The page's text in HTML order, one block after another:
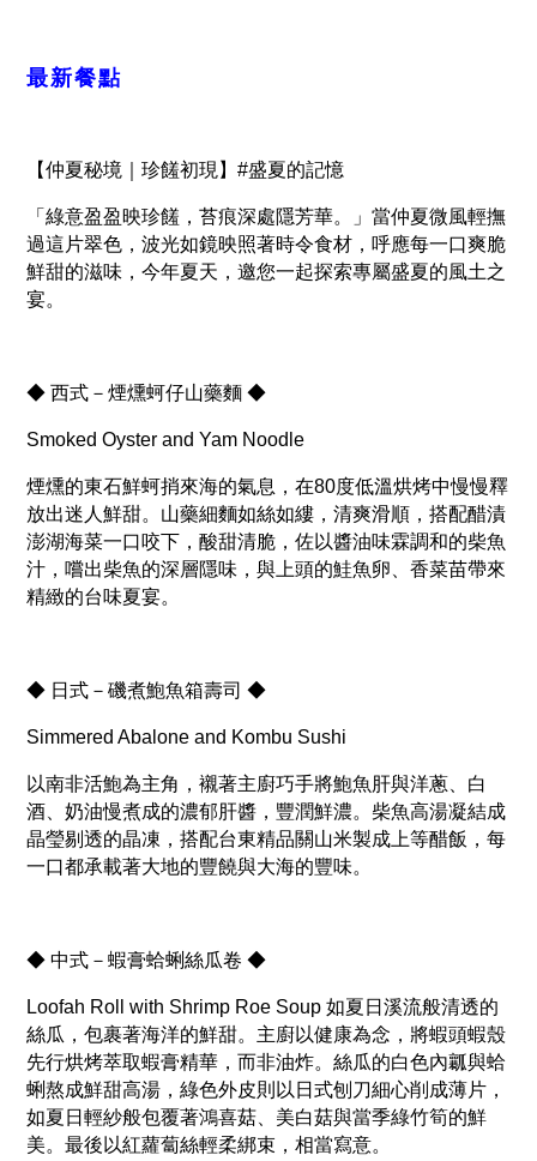
最新餐點
【仲夏秘境｜珍饈初現】#盛夏的記憶
「綠意盈盈映珍饈，苔痕深處隱芳華。」當仲夏微風輕撫
過這片翠色，波光如鏡映照著時令食材，呼應每一口爽脆
鮮甜的滋味，今年夏天，邀您一起探索專屬盛夏的風土之
宴。
◆ 西式－煙燻蚵仔山藥麵 ◆
Smoked Oyster and Yam Noodle
煙燻的東石鮮蚵捎來海的氣息，在80度低溫烘烤中慢慢釋
放出迷人鮮甜。山藥細麵如絲如縷，清爽滑順，搭配醋漬
澎湖海菜一口咬下，酸甜清脆，佐以醬油味霖調和的柴魚
汁，嚐出柴魚的深層隱味，與上頭的鮭魚卵、香菜苗帶來
精緻的台味夏宴。
◆ 日式－磯煮鮑魚箱壽司 ◆
Simmered Abalone and Kombu Sushi
以南非活鮑為主角，襯著主廚巧手將鮑魚肝與洋蔥、白
酒、奶油慢煮成的濃郁肝醬，豐潤鮮濃。柴魚高湯凝結成
晶瑩剔透的晶凍，搭配台東精品關山米製成上等醋飯，每
一口都承載著大地的豐饒與大海的豐味。
◆ 中式－蝦膏蛤蜊絲瓜卷 ◆
Loofah Roll with Shrimp Roe Soup 如夏日溪流般清透的
絲瓜，包裹著海洋的鮮甜。主廚以健康為念，將蝦頭蝦殼
先行烘烤萃取蝦膏精華，而非油炸。絲瓜的白色內瓤與蛤
蜊熬成鮮甜高湯，綠色外皮則以日式刨刀細心削成薄片，
如夏日輕紗般包覆著鴻喜菇、美白菇與當季綠竹筍的鮮
美。最後以紅蘿蔔絲輕柔綁束，相當寫意。